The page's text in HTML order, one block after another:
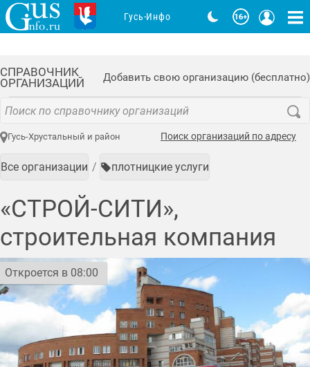
СПРАВОЧНИК
ОРГАНИЗАЦИЙ
Добавить свою организацию (бесплатно)
Гусь-Хрустальный и район Поиск организаций по адресу
Все организации плотницкие услуги
«СТРОЙ-СИТИ»,
строительная компания
Откроется в 08:00
Гусь-Инфо